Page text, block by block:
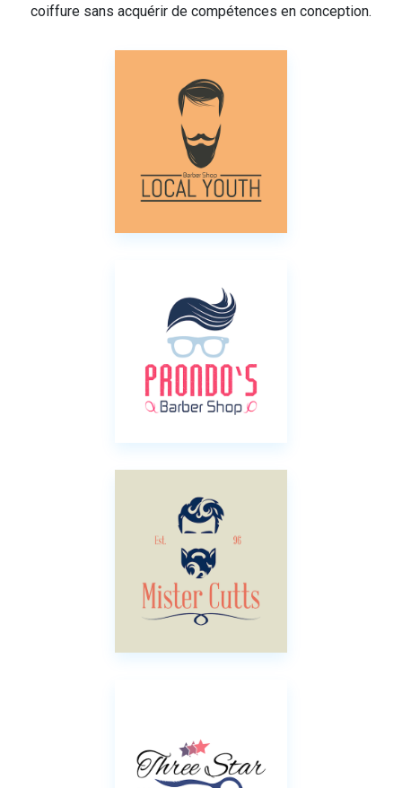
coiffure sans acquérir de compétences en conception.